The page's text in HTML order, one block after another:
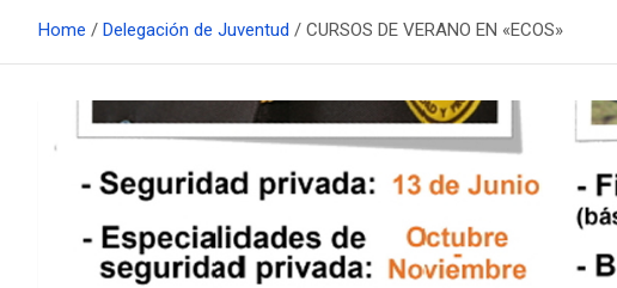
Home Delegación de Juventud CURSOS DE VERANO EN «ECOS»